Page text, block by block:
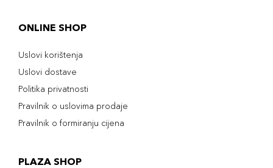
ONLINE SHOP
Uslovi korištenja
Uslovi dostave
Politika privatnosti
Pravilnik o uslovima prodaje
Pravilnik o formiranju cijena
PLAZA SHOP